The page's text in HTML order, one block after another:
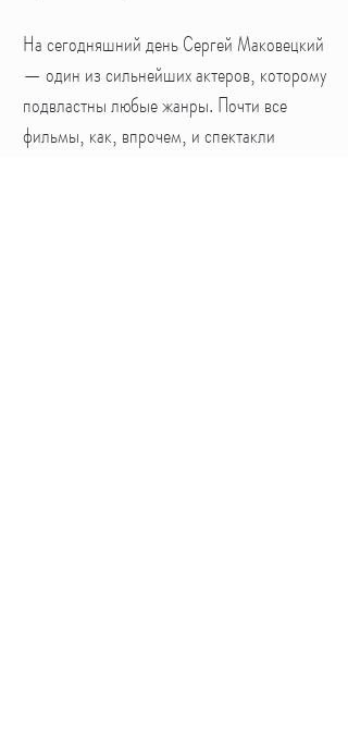
На сегодняшний день Сергей Маковецкий
— один из сильнейших актеров, которому
подвластны любые жанры. Почти все
фильмы, как, впрочем, и спектакли